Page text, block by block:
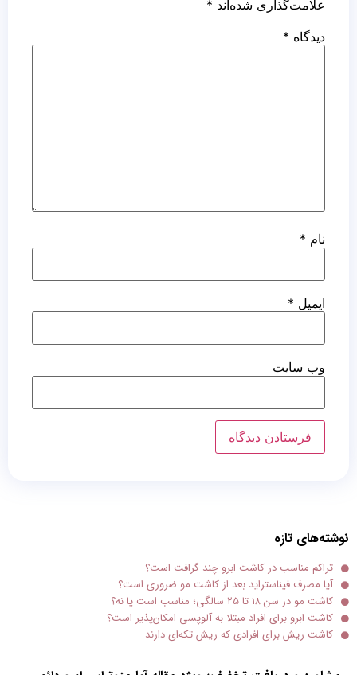
علامت‌گذاری شده‌اند *
دیدگاه *
نام *
ایمیل *
وب‌ سایت
نوشته‌های تازه
تراکم مناسب در کاشت ابرو چند گرافت است؟
آیا مصرف فیناستراید بعد از کاشت مو ضروری است؟
کاشت مو در سن ۱۸ تا ۲۵ سالگی؛ مناسب است یا نه؟
کاشت ابرو برای افراد مبتلا به آلوپسی امکان‌پذیر است؟
کاشت ریش برای افرادی که ریش تکه‌ای دارند